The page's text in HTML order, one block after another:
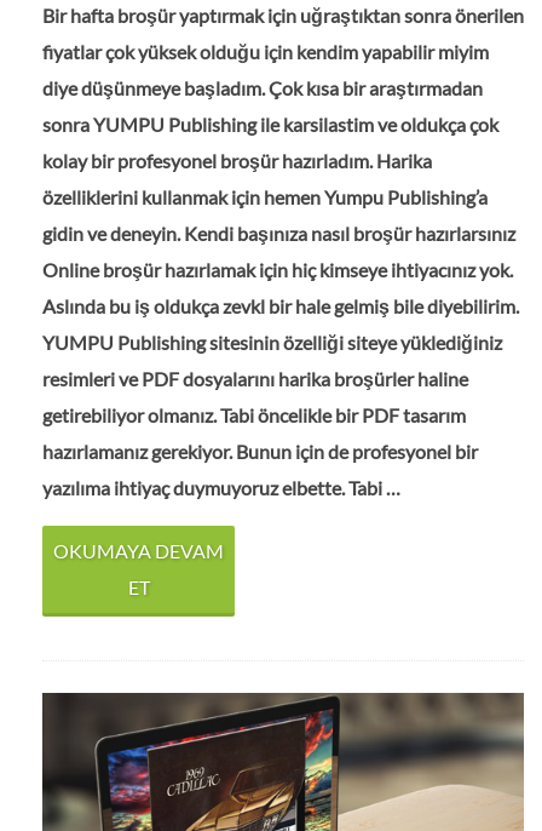
Bir hafta broşür yaptırmak için uğraştıktan sonra önerilen
fiyatlar çok yüksek olduğu için kendim yapabilir miyim
diye düşünmeye başladım. Çok kısa bir araştırmadan
sonra YUMPU Publishing ile karsilastim ve oldukça çok
kolay bir profesyonel broşür hazırladım. Harika
özelliklerini kullanmak için hemen Yumpu Publishing’a
gidin ve deneyin. Kendi başınıza nasıl broşür hazırlarsınız
Online broşür hazırlamak için hiç kimseye ihtiyacınız yok.
Aslında bu iş oldukça zevkl bir hale gelmiş bile diyebilirim.
YUMPU Publishing sitesinin özelliği siteye yüklediğiniz
resimleri ve PDF dosyalarını harika broşürler haline
getirebiliyor olmanız. Tabi öncelikle bir PDF tasarım
hazırlamanız gerekiyor. Bunun için de profesyonel bir
yazılıma ihtiyaç duymuyoruz elbette. Tabi …
OKUMAYA DEVAM
ET